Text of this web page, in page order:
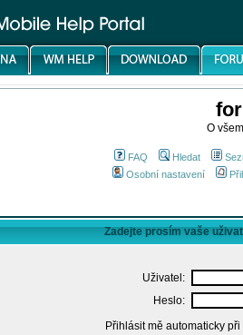
O
FAQ Hledat
Osobní nastavení
Zadejte prosím vaše
Uživatel:
Heslo:
Přihlásit mě automaticky